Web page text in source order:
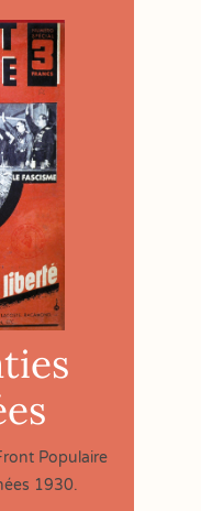
Populaire
1930.